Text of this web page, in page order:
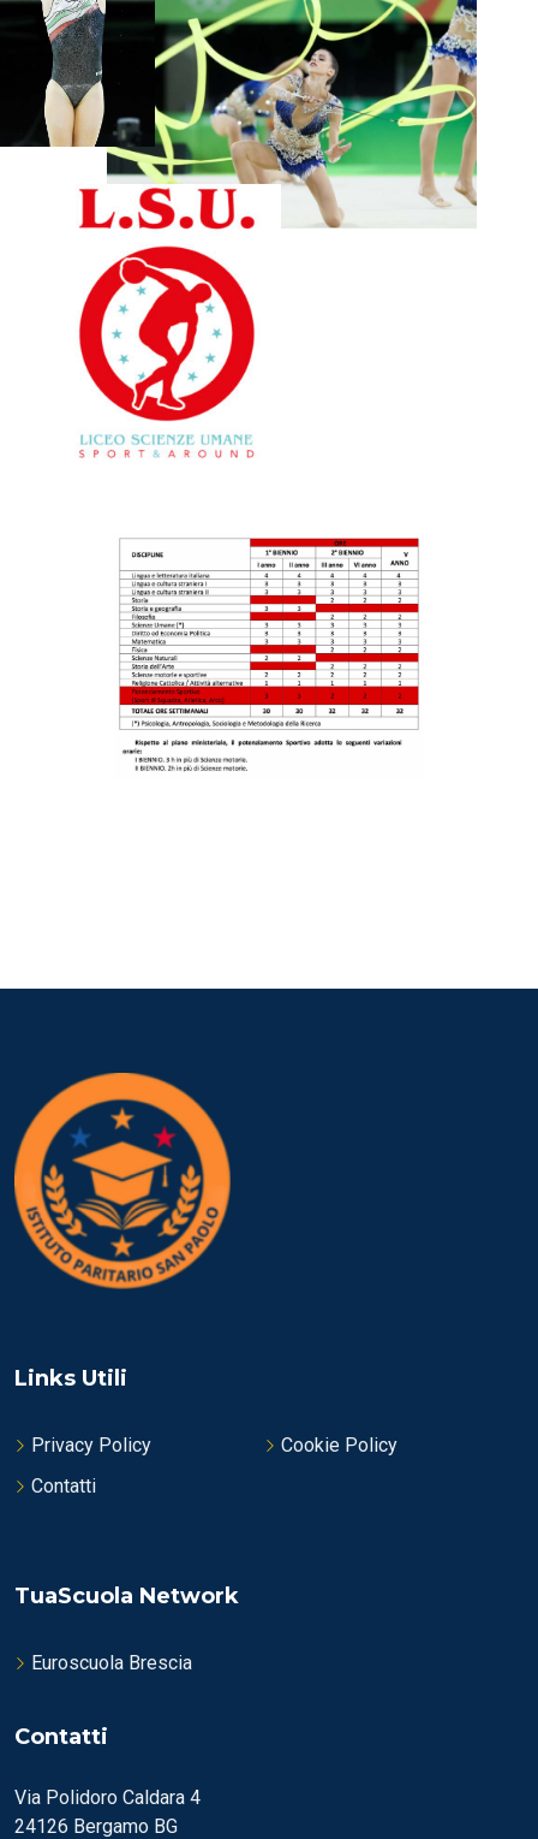
Links Utili
Privacy Policy
Cookie Policy
Contatti
TuaScuola Network
Euroscuola Brescia
Contatti
Via Polidoro Caldara 4
24126 Bergamo BG